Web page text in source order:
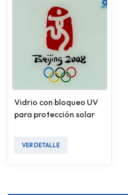
Vidrio con bloqueo UV
para protección solar
VER DETALLE